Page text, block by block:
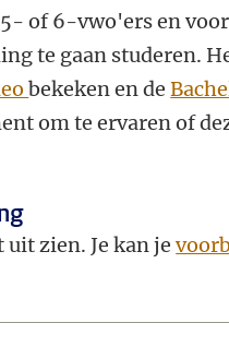
of 6-vwo'ers en
te gaan studeren.
bekeken en de
om te ervaren of
uit zien. Je kan je